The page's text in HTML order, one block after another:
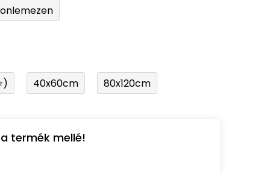
40x60cm 80x120cm
termék mellé!